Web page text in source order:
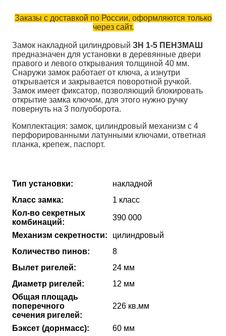
Заказы с доставкой по России, оформляются только
через сайт.
Замок накладной цилиндровыйЗН 1-5 ПЕНЗМАШ
предназначен для установки в деревянные двери
правого и левого открывания толщиной 40 мм.
Снаружи замок работает от ключа, а изнутри
открывается и закрывается поворотной ручкой.
Замок имеет фиксатор, позволяющий блокировать
открытие замка ключом, для этого нужно ручку
повернуть на 3 полуоборота.
Комплектация: замок, цилиндровый механизм с 4
перфорированными латунными ключами, ответная
планка, крепеж, паспорт.
Тип установки:
накладной
Класс замка:
1 класс
Кол-во секретных
комбинаций:
390 000
Механизм секретности:
цилиндровый
Количество пинов:
8
Вылет ригелей:
24 мм
Диаметр ригелей:
12 мм
Общая площадь
поперечного
сечения ригелей:
226 кв.мм
Бэксет (дорнмасс): 60 мм